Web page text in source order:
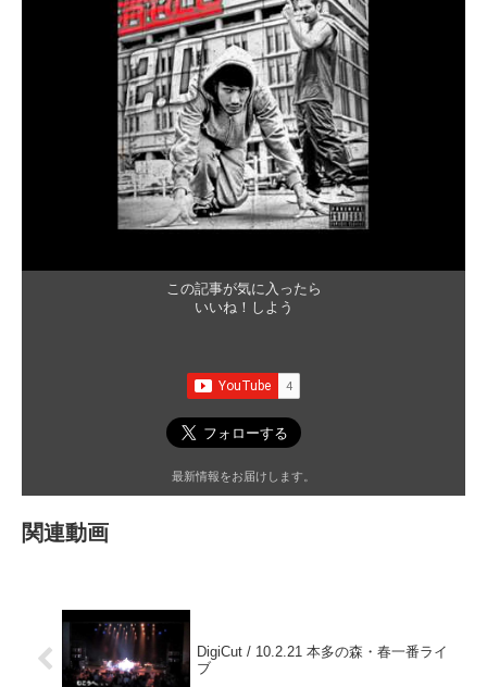
この記事が気に入ったら
いいね！しよう
最新情報をお届けします。
関連動画
DigiCut / 10.2.21 本多の森・春一番ライ
ブ